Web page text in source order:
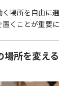
く場所を自由に
くことが重要に
場所を変え